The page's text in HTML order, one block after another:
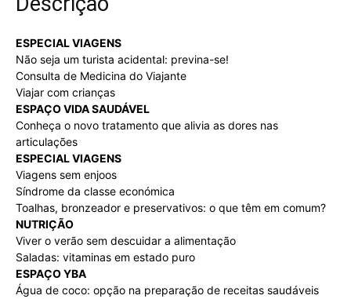
ESPECIAL VIAGENS
Não seja um turista acidental: previna-se!
Consulta de Medicina do Viajante
Viajar com crianças
ESPAÇO VIDA SAUDÁVEL
Conheça o novo tratamento que alivia as dores nas
articulações
ESPECIAL VIAGENS
Viagens sem enjoos
Síndrome da classe económica
Toalhas, bronzeador e preservativos: o que têm em comum?
NUTRIÇÃO
Viver o verão sem descuidar a alimentação
Saladas: vitaminas em estado puro
ESPAÇO YBA
Água de coco: opção na preparação de receitas saudáveis